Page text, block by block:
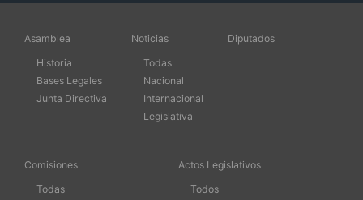
Asamblea
Historia
Bases Legales
Junta Directiva
Noticias
Todas
Nacional
Internacional
Legislativa
Diputados
Comisiones
Todas
Actos Legislativos
Todos